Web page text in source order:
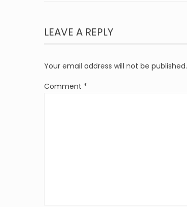
LEAVE A REPLY
Your email address will not be published.
Comment *